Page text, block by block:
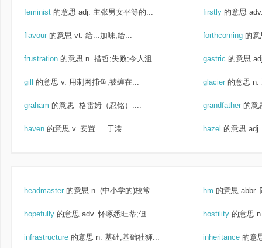
feminist 的意思 adj. 主张男女平等的... firstly 的意思
flavour 的意思 vt. 给...加味;给... forthcoming 的意
frustration 的意思 n. 措哲;失败;令人沮... gastric 的意思
gill 的意思 v. 用刺网捕鱼;被缠在... glacier 的意思 n.
graham 的意思 格雷姆（忍铭）.... grandfather 的意
haven 的意思 v. 安置 ... 于港... hazel 的意思
headmaster 的意思 n. (中小学的)校常... hm 的意思 abbr.
hopefully 的意思 adv. 怀啄悉旺蒂;但... hostility 的意思
infrastructure 的意思 n. 基础;基础社狮... inheritance 的意